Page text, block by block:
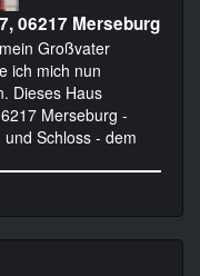
06217 Merseburg
Großvater
ich mich nun
Dieses Haus
Merseburg -
Schloss - dem